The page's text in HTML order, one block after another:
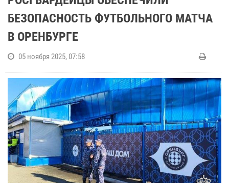
БЕЗОПАСНОСТЬ ФУТБОЛЬНОГО МАТЧА
В ОРЕНБУРГЕ
05 ноября 2025, 07:58